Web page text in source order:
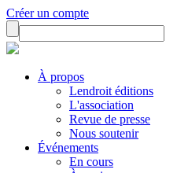
Créer un compte
À propos
Lendroit éditions
L'association
Revue de presse
Nous soutenir
Événements
En cours